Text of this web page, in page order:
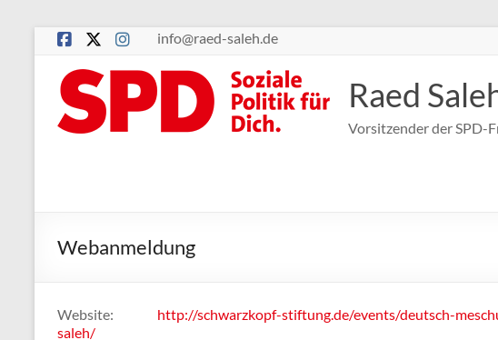
Zum
Inhalt
springen
info@raed-saleh.de
Raed
Vorsitzender der SPD-
Webanmeldung
Website:
http://schwarzkopf-stiftung.de/events/deutsch-
saleh/